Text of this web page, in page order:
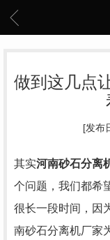
做到这几点
[发布
其实河南砂石分离
个问题，我们都希
很长一段时间，因
南砂石分离机厂家